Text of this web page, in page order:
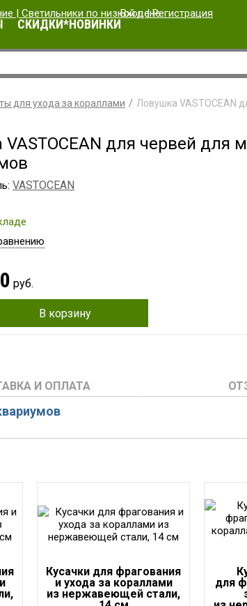
Вход|Регистрация
СКИДКИ*НОВИНКИ
для ухода за кораллами
Ловушка VASTOCEAN
для червей для
VASTOCEAN
руб.
В корзину
И ОПЛАТА
Кусачки для фрагования
и ухода за кораллами
из нержавеющей стали,
для